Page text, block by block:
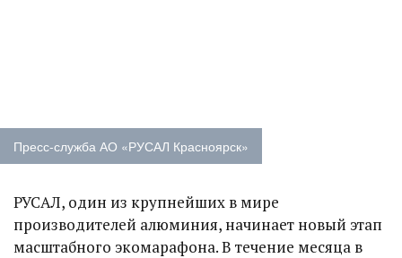
Пресс-служба АО «РУСАЛ Красноярск»
РУСАЛ, один из крупнейших в мире
производителей алюминия, начинает новый этап
масштабного экомарафона. В течение месяца в